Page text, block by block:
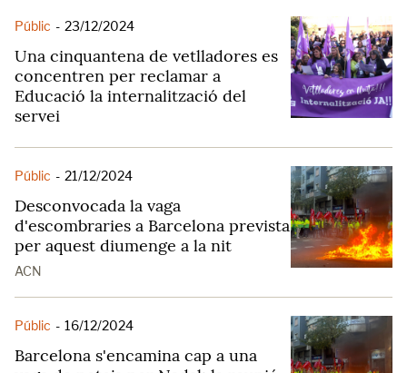
Públic - 23/12/2024
Una cinquantena de vetlladores es
concentren per reclamar a
Educació la internalització del
servei
Públic - 21/12/2024
Desconvocada la vaga
d'escombraries a Barcelona prevista
per aquest diumenge a la nit
ACN
Públic - 16/12/2024
Barcelona s'encamina cap a una